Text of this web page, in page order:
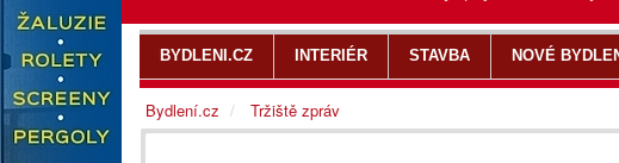
BYDLENI.CZ INTERIÉR STAVBA NOVÉ
Bydlení.cz Tržiště zpráv